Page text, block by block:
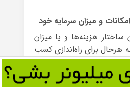
ساختار هزینه‌ها و یا میزان
هرحال برای راه‌اندازی کسب
پول و مقداری امکانات دارید
یک کسب و کار خانگی
سایر کسب‌وکارها مقرون